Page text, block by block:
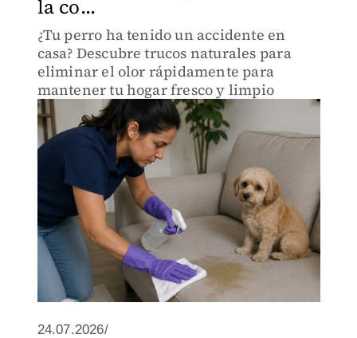
la co...
¿Tu perro ha tenido un accidente en
casa? Descubre trucos naturales para
eliminar el olor rápidamente para
mantener tu hogar fresco y limpio
24.07.2026/